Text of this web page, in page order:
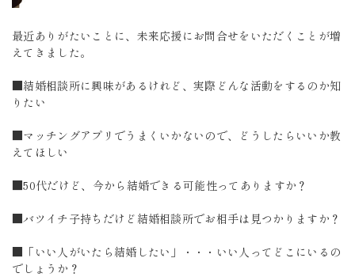
最近ありがたいことに、未来応援にお問合せをいただくことが増
えてきました。
■結婚相談所に興味があるけれど、実際どんな活動をするのか知
りたい
■マッチングアプリでうまくいかないので、どうしたらいいか教
えてほしい
■50代だけど、今から結婚できる可能性ってありますか？
■バツイチ子持ちだけど結婚相談所でお相手は見つかりますか？
■「いい人がいたら結婚したい」・・・いい人ってどこにいるの
でしょうか？